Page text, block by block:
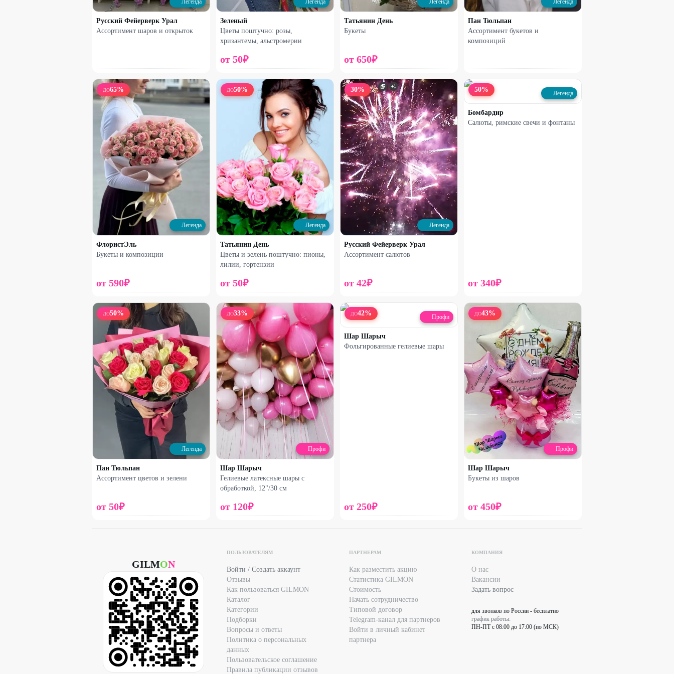
25%
Набирает высоту
Микс кустовых хризантем в
коробке
1540₽2050
33%
Набирает высоту
Французская роза с альстромерией
2000₽2980₽
Набирает высоту
Сборный букет с французской
розой
2740₽3270 ₽
29 %
25 %
Набирает высоту
Стабилизированная гортензия
1500₽2000₽
27%
Набирает высоту
Роза французская и эвкалипт
1900₽2600
33 %
Набирает высоту Набирает высоту
Микс альстромерия
1600₽2560₽
15%
Сборная сумочка
2100₽ 2470 ₽
35%
шариком
1540₽2370₽ 940₽1250₽ 3870₽5170₽
ДО25% 25% 25% 30%
Легенда
Русский Фейерверк Урал
Ассортимент шаров и открыток
Легенда
Зеленый
Цветы поштучно: розы,
хризантемы, альстромерии
от 50₽
Легенда
Татьянин День
Букеты
от 650₽
Легенда
Пан Тюльпан
Ассортимент букетов и
композиций
ДО65%
Легенда
ФлористЭль
Букеты и композиции
от 590₽
ДО50%
Легенда
Татьянин День
Цветы и зелень поштучно: пионы,
лилии, гортензии
от 50₽
30%
Легенда
Русский Фейерверк Урал
Ассортимент салютов
от 42₽
50% Легенда
Бомбардир
Салюты, римские свечи и фонтаны
от 340₽
ДО50%
Легенда
Пан Тюльпан
Ассортимент цветов и зелени
от 50₽
ДО33%
Профи
Шар Шарыч
Гелиевые латексные шары с
обработкой, 12"/30 см
от 120₽
ДО42% Профи
Шар Шарыч
Фольгированные гелиевые шары
от 250₽
ДО43%
Профи
Шар Шарыч
Букеты из шаров
от 450₽
GILMON
ПОЛЬЗОВАТЕЛЯМ
Войти / Создать аккаунт
Отзывы
Как пользоваться GILMON
Каталог
Категории
Подборки
Вопросы и ответы
Политика о персональных
данных
Пользовательское соглашение
Правила публикации отзывов
ПАРТНЕРАМ
Как разместить акцию
Статистика GILMON
Стоимость
Начать сотрудничество
Типовой договор
Telegram-канал для партнеров
Войти в личный кабинет
партнера
КОМПАНИЯ
О нас
Вакансии
Задать вопрос
для звонков по России - бесплатно
график работы:
ПН-ПТ с 08:00 до 17:00 (по МСК)